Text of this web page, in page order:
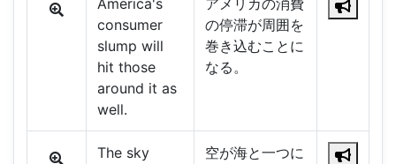
America's
consumer
slump will
hit those
around it as
well.
アメリカの消費
の停滞が周囲を
巻き込むことに
なる。
The sky
空が海と一つに